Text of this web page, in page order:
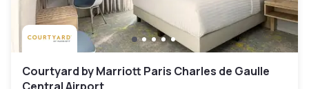
Courtyard by Marriott Paris Charles de Gaulle